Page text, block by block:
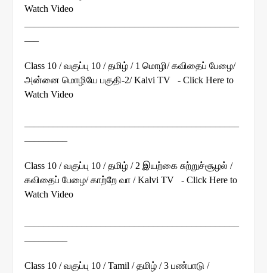
Watch Video
Class 10 / வகுப்பு 10 / தமிழ் / 1 மொழி/ கவிதைப் பேழை/
அன்னை மொழியே பகுதி-2/ Kalvi TV - Click Here to
Watch Video
Class 10 / வகுப்பு 10 / தமிழ் / 2 இயற்கை சுற்றுச்சூழல் /
கவிதைப் பேழை/ காற்றே வா / Kalvi TV - Click Here to
Watch Video
Class 10 / வகுப்பு 10 / Tamil / தமிழ் / 3 பண்பாடு /